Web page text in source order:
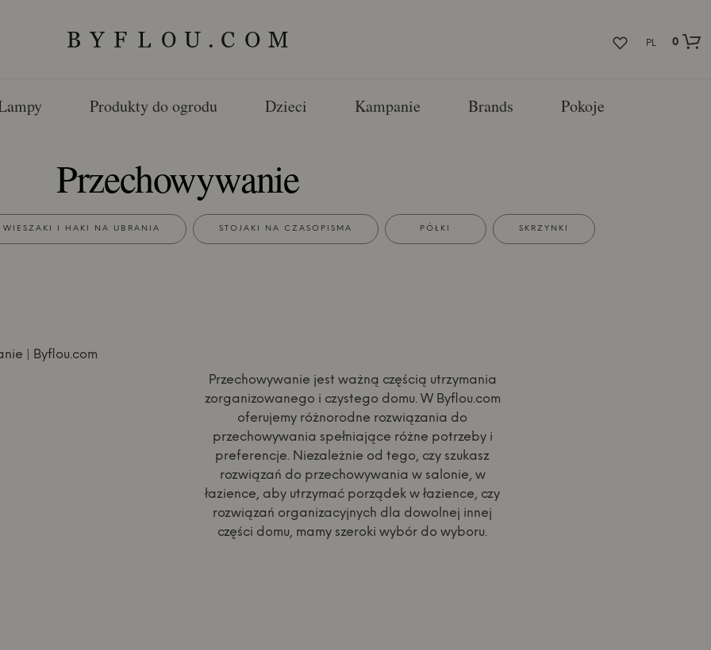
PL
0
Produkty do ogrodu Dzieci Kampanie Brands Pokoje
Przechowywanie
WIESZAKI I HAKI NA UBRANIA STOJAKI NA CZASOPISMA PÓŁKI SKRZYNKI
Przechowywanie jest ważną częścią utrzymania
zorganizowanego i czystego domu. W Byflou.com
oferujemy różnorodne rozwiązania do
przechowywania spełniające różne potrzeby i
preferencje. Niezależnie od tego, czy szukasz
rozwiązań do przechowywania w salonie, w
łazience, aby utrzymać porządek w łazience, czy
rozwiązań organizacyjnych dla dowolnej innej
części domu, mamy szeroki wybór do wyboru.